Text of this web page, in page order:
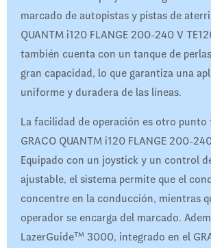
marcado de autopistas y pistas de
QUANTM i120 FLANGE 200-240 V
también cuenta con un tanque de
gran capacidad, lo que garantiza una
uniforme y duradera de las líneas.
La facilidad de operación es otro
GRACO QUANTM i120 FLANGE 200-
Equipado con un joystick y un control
ajustable, el sistema permite que el
concentre en la conducción, mientras
operador se encarga del marcado.
LazerGuide™ 3000, integrado en el